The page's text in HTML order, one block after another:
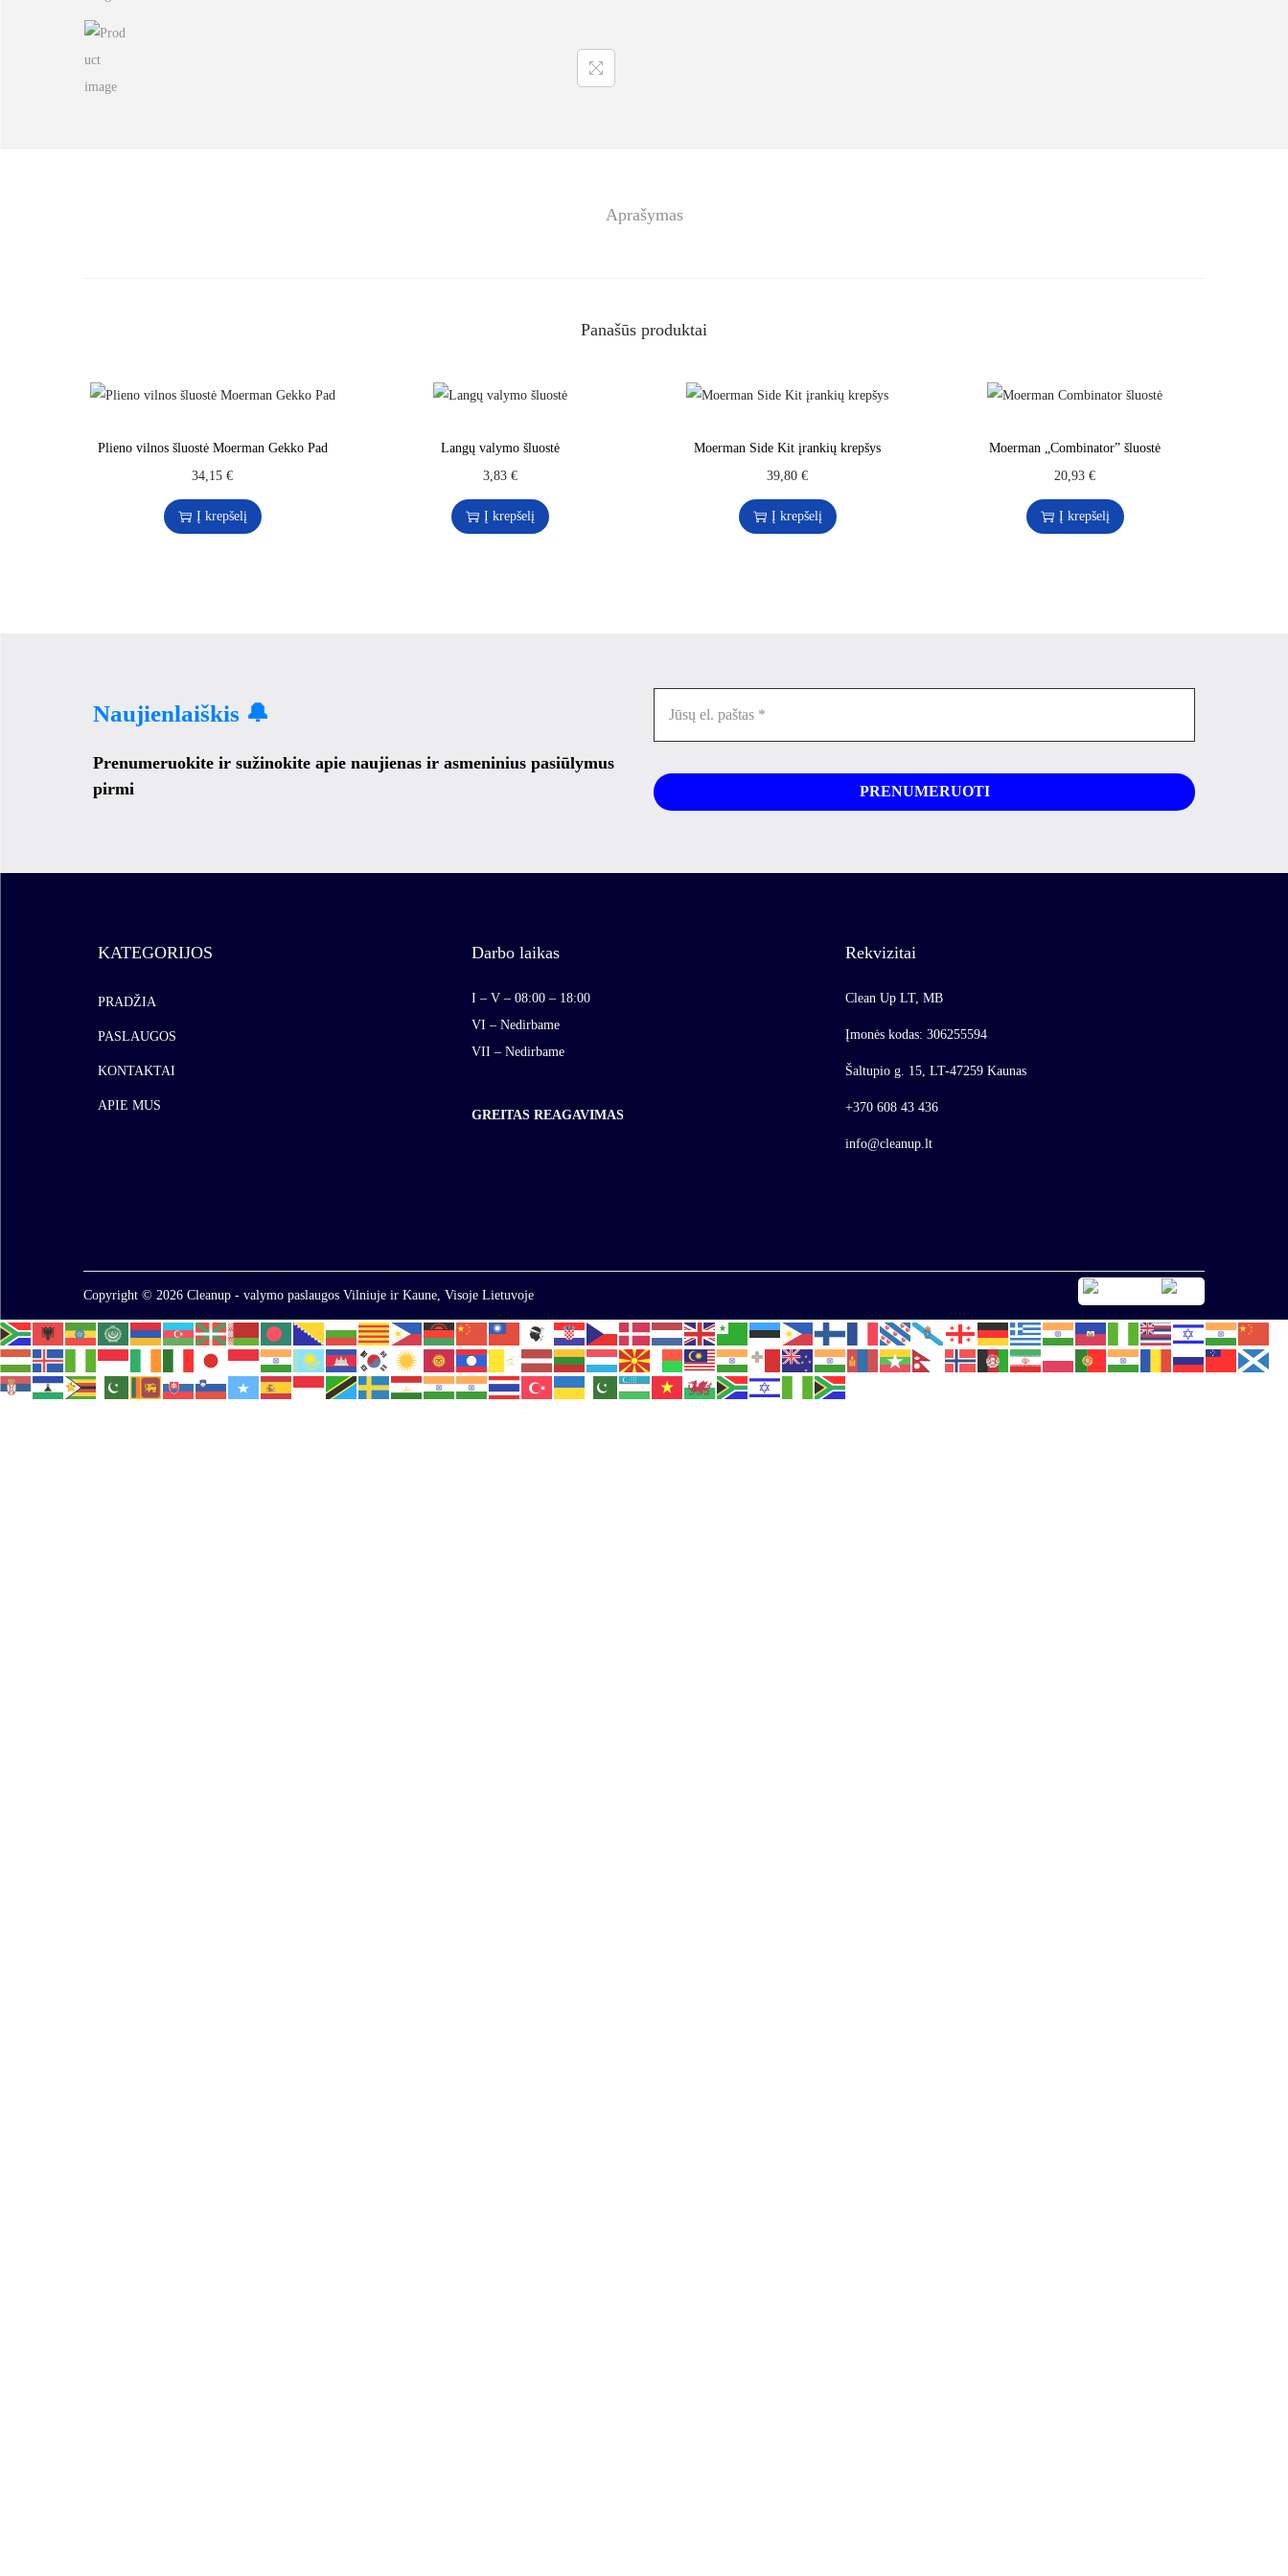
Aprašymas
Panašūs produktai
Plieno vilnos šluostė Moerman Gekko Pad
34,15€
Į krepšelį
Langų valymo šluostė
3,83 €
Į krepšelį
Moerman Side Kit įrankių krepšys
39,80€
Į krepšelį
Moerman „Combinator” šluostė
20,93€
Į krepšelį
Naujienlaiškis 🔔
Prenumeruokite ir sužinokite apie naujienas ir asmeninius pasiūlymus
pirmi
KATEGORIJOS
PRADŽIA
PASLAUGOS
KONTAKTAI
APIE MUS
Darbo laikas
I – V – 08:00 – 18:00
VI – Nedirbame
VII – Nedirbame
GREITAS REAGAVIMAS
Rekvizitai
Clean Up LT, MB
Įmonės kodas: 306255594
Šaltupio g. 15, LT-47259 Kaunas
+370 608 43 436
info@cleanup.lt
Copyright © 2026 Cleanup - valymo paslaugos Vilniuje ir Kaune, Visoje Lietuvoje